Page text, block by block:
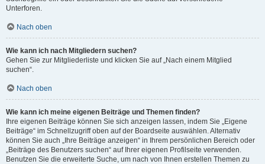
Unterforen.
Nach oben
Wie kann ich nach Mitgliedern suchen?
Gehen Sie zur Mitgliederliste und klicken Sie auf „Nach einem Mitglied
suchen“.
Nach oben
Wie kann ich meine eigenen Beiträge und Themen finden?
Ihre eigenen Beiträge können Sie sich anzeigen lassen, indem Sie „Eigene
Beiträge“ im Schnellzugriff oben auf der Boardseite auswählen. Alternativ
können Sie auch „Ihre Beiträge anzeigen“ in Ihrem persönlichen Bereich oder
„Beiträge des Benutzers suchen“ auf Ihrer eigenen Profilseite verwenden.
Benutzen Sie die erweiterte Suche, um nach von Ihnen erstellen Themen zu